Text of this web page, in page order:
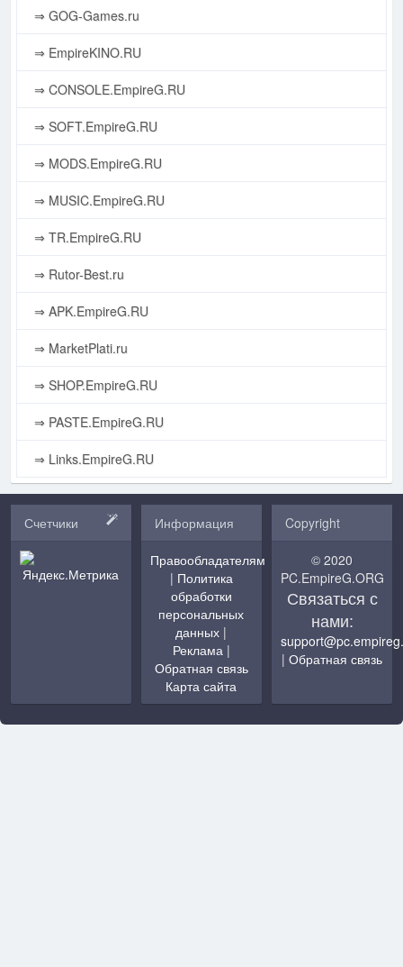
⇒ GOG-Games.ru
⇒ EmpireKINO.RU
⇒ CONSOLE.EmpireG.RU
⇒ SOFT.EmpireG.RU
⇒ MODS.EmpireG.RU
⇒ MUSIC.EmpireG.RU
⇒ TR.EmpireG.RU
⇒ Rutor-Best.ru
⇒ APK.EmpireG.RU
⇒ MarketPlati.ru
⇒ SHOP.EmpireG.RU
⇒ PASTE.EmpireG.RU
⇒ Links.EmpireG.RU
Счетчики Информация
Правообладателям
| Политика
обработки
персональных
данных |
Реклама |
Обратная связь
Карта сайта
Copyright
© 2020
PC.EmpireG.ORG
Связаться с
нами:
|Обратная связь